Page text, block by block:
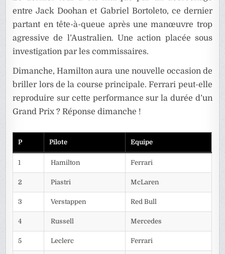
entre Jack Doohan et Gabriel Bortoleto, ce dernier
partant en tête-à-queue après une manœuvre trop
agressive de l’Australien. Une action placée sous
investigation par les commissaires.
Dimanche, Hamilton aura une nouvelle occasion de
briller lors de la course principale. Ferrari peut-elle
reproduire sur cette performance sur la durée d’un
Grand Prix ? Réponse dimanche !
P Pilote Equipe
1 Hamilton Ferrari
2 Piastri McLaren
3 Verstappen Red Bull
4 Russell Mercedes
5 Leclerc Ferrari